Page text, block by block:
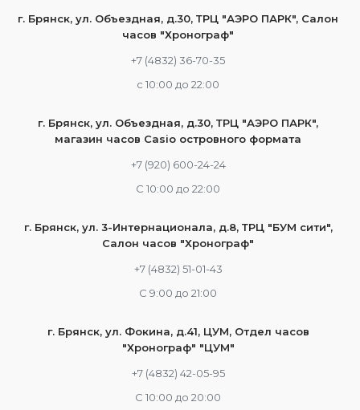
г. Брянск, ул. Объездная, д.30, ТРЦ "АЭРО ПАРК", Салон
часов "Хронограф"
+7 (4832) 36-70-35
c 10:00 до 22:00
г. Брянск, ул. Объездная, д.30, ТРЦ "АЭРО ПАРК",
магазин часов Casio островного формата
+7 (920) 600-24-24
С 10:00 до 22:00
г. Брянск, ул. 3-Интернационала, д.8, ТРЦ "БУМ сити",
Салон часов "Хронограф"
+7 (4832) 51-01-43
С 9:00 до 21:00
г. Брянск, ул. Фокина, д.41, ЦУМ, Отдел часов
"Хронограф" "ЦУМ"
+7 (4832) 42-05-95
С 10:00 до 20:00